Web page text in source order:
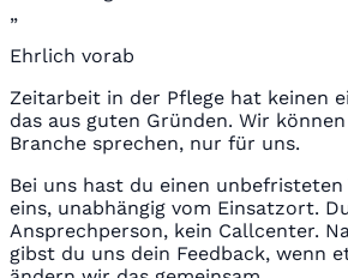
„
Ehrlich vorab
Zeitarbeit in der Pflege hat keinen
das aus guten Gründen. Wir
Branche sprechen, nur für uns.
Bei uns hast du einen unbefristeten
eins, unabhängig vom Einsatzort.
Ansprechperson, kein Callcenter.
gibst du uns dein Feedback, wenn